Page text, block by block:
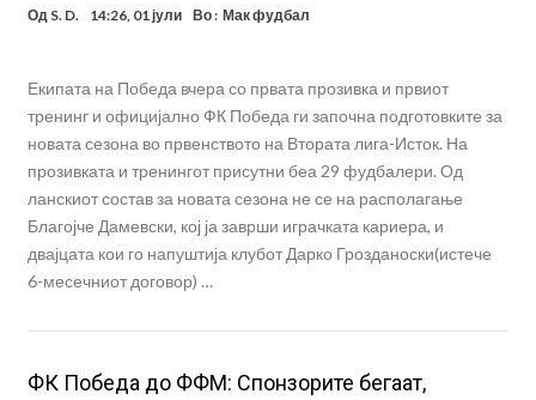
Од S. D. 14:26, 01 јули Во : Мак фудбал
Екипата на Победа вчера со првата прозивка и првиот
тренинг и официјално ФК Победа ги започна подготовките за
новата сезона во првенството на Втората лига-Исток. На
прозивката и тренингот присутни беа 29 фудбалери. Од
ланскиот состав за новата сезона не се на располагање
Благојче Дамевски, кој ја заврши играчката кариера, и
двајцата кои го напуштија клубот Дарко Грозданоски(истече
6-месечниот договор) …
ФК Победа до ФФМ: Спонзорите бегаат,